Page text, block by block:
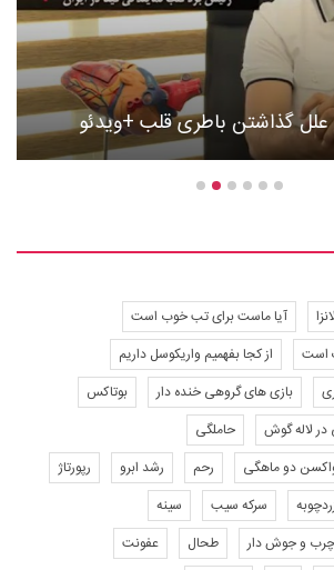
گذاشتن باطری قلب +ویدئو
آیا ماست برای تب خوب است
است
از کجا بفهمیم واریکوسل داریم
بازی های گروهی خنده دار
بوتاکس
لاله گوش
حاملگی
واکسن دو ماهگی
رحم رشد ابرو
رپورتاژ
سرکه سیب
سینه
و جوش دار
طحال
عفونت